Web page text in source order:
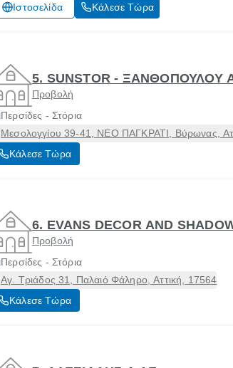
Ιστοσελίδα
Κάλεσε Τώρα
5. SUNSTOR - ΞΑΝΘΟΠΟΥΛΟΥ
Προβολή
Περσίδες - Στόρια
Μεσολογγίου 39-41, ΝΕΟ ΠΑΓΚΡΑΤΙ, Βύρωνας,
Κάλεσε Τώρα
6. EVANS DECOR AND
Προβολή
Περσίδες - Στόρια
Αγ. Τριάδος 31, Παλαιό Φάληρο, Αττική, 17564
Κάλεσε Τώρα